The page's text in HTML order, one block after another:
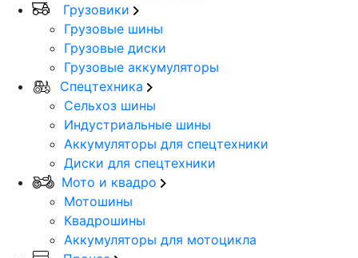
Грузовики
Грузовые шины
Грузовые диски
Грузовые аккумуляторы
Спецтехника
Сельхоз шины
Индустриальные шины
Аккумуляторы для спецтехники
Диски для спецтехники
Мото и квадро
Мотошины
Квадрошины
Аккумуляторы для мотоцикла